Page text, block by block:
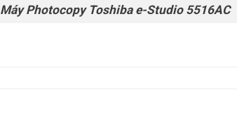
Máy Photocopy Toshiba e-Studio 5516AC